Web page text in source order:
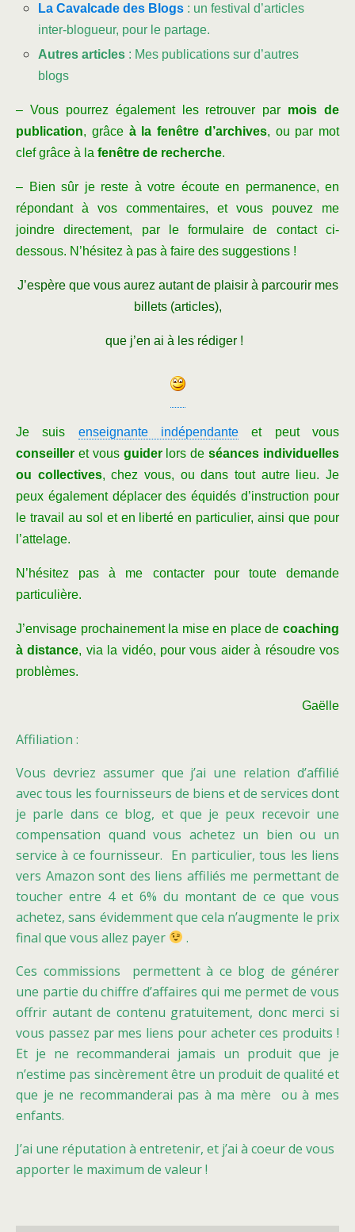
La Cavalcade des Blogs : un festival d’articles
inter-blogueur, pour le partage.
Autres articles : Mes publications sur d’autres
blogs
– Vous pourrez également les retrouver par mois de
publication, grâce à la fenêtre d’archives, ou par mot
clef grâce à la fenêtre de recherche.
– Bien sûr je reste à votre écoute en permanence, en
répondant à vos commentaires, et vous pouvez me
joindre directement, par le formulaire de contact ci-
dessous. N’hésitez à pas à faire des suggestions !
J’espère que vous aurez autant de plaisir à parcourir mes
billets (articles),
que j’en ai à les rédiger !
Je suis enseignante indépendante et peut vous
conseiller et vous guiderlors deséances individuelles
ou collectives, chez vous, ou dans tout autre lieu. Je
peux également déplacer des équidés d’instruction pour
le travail au sol et en liberté en particulier, ainsi que pour
l’attelage.
N’hésitez pas à me contacter pour toute demande
particulière.
J’envisage prochainement la mise en place de coaching
à distance, via la vidéo, pour vous aider à résoudre vos
problèmes.
Gaëlle
Affiliation :
Vous devriez assumer que j’ai une relation d’affilié
avec tous les fournisseurs de biens et de services dont
je parle dans ce blog, et que je peux recevoir une
compensation quand vous achetez un bien ou un
service à ce fournisseur. En particulier, tous les liens
vers Amazon sont des liens affiliés me permettant de
toucher entre 4 et 6% du montant de ce que vous
achetez, sans évidemment que cela n’augmente le prix
final que vous allez payer
.
Ces commissions permettent à ce blog de générer
une partie du chiffre d’affaires qui me permet de vous
offrir autant de contenu gratuitement, donc merci si
vous passez par mes liens pour acheter ces produits !
Et je ne recommanderai jamais un produit que je
n’estime pas sincèrement être un produit de qualité et
que je ne recommanderai pas à ma mère ou à mes
enfants.
J’ai une réputation à entretenir, et j’ai à coeur de vous
apporter le maximum de valeur !